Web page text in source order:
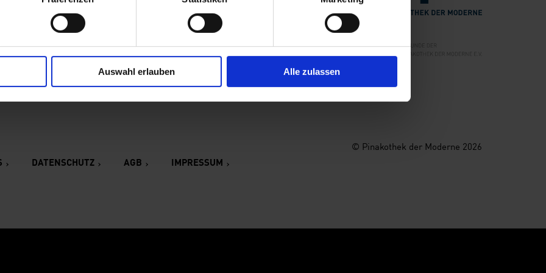
Auswahl erlauben Alle zulassen
geschlossen
80333 München
© Pinakothek der Moderne 2026
DATENSCHUTZ AGB IMPRESSUM